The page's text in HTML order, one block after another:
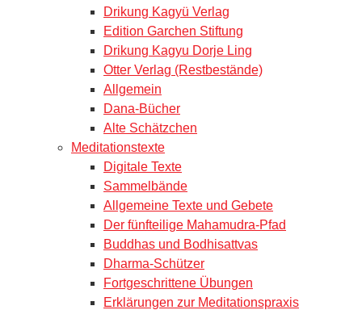
Drikung Kagyü Verlag
Edition Garchen Stiftung
Drikung Kagyu Dorje Ling
Otter Verlag (Restbestände)
Allgemein
Dana-Bücher
Alte Schätzchen
Meditationstexte
Digitale Texte
Sammelbände
Allgemeine Texte und Gebete
Der fünfteilige Mahamudra-Pfad
Buddhas und Bodhisattvas
Dharma-Schützer
Fortgeschrittene Übungen
Erklärungen zur Meditationspraxis